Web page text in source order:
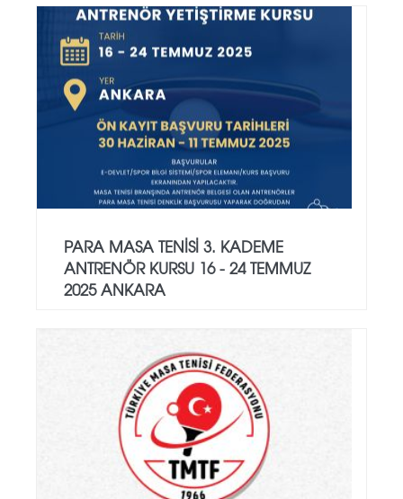
PARA MASA TENİSİ 3. KADEME
ANTRENÖR KURSU 16 - 24 TEMMUZ
2025 ANKARA